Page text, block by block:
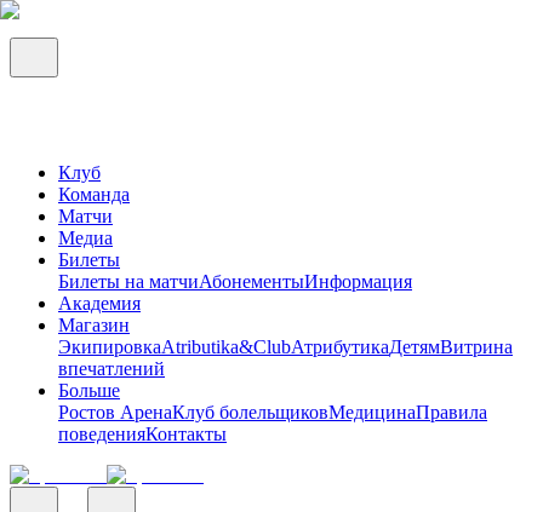
Клуб
Команда
Матчи
Медиа
Билеты
Билеты на матчиАбонементыИнформация
Академия
Магазин
ЭкипировкаAtributika&ClubАтрибутикаДетямВитрина
впечатлений
Больше
Ростов АренаКлуб болельщиковМедицинаПравила
поведенияКонтакты